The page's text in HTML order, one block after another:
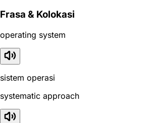
Frasa & Kolokasi
operating system
sistem operasi
systematic approach